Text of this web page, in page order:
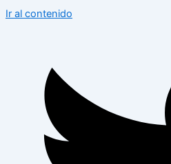
Ir al contenido